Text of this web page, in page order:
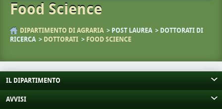
Food Science
DIPARTIMENTO DI AGRARIA POST LAUREA
DOTTORATI DI
RICERCA
DOTTORATI FOOD SCIENCE
IL DIPARTIMENTO
AVVISI